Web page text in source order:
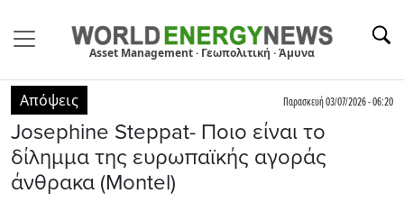
Asset Management · Γεωπολιτική · Άμυνα
Απόψεις Παρασκευή 03/07/2026 - 06:20
Josephine Steppat- Ποιο είναι το
δίλημμα της ευρωπαϊκής αγοράς
άνθρακα (Montel)